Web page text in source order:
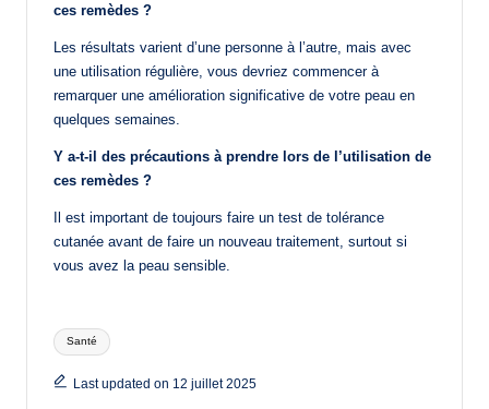
ces remèdes ?
Les résultats varient d’une personne à l’autre, mais avec
une utilisation régulière, vous devriez commencer à
remarquer une amélioration significative de votre peau en
quelques semaines.
Y a-t-il des précautions à prendre lors de l’utilisation de
ces remèdes ?
Il est important de toujours faire un test de tolérance
cutanée avant de faire un nouveau traitement, surtout si
vous avez la peau sensible.
Tags:
Santé
Last updated on 12 juillet 2025